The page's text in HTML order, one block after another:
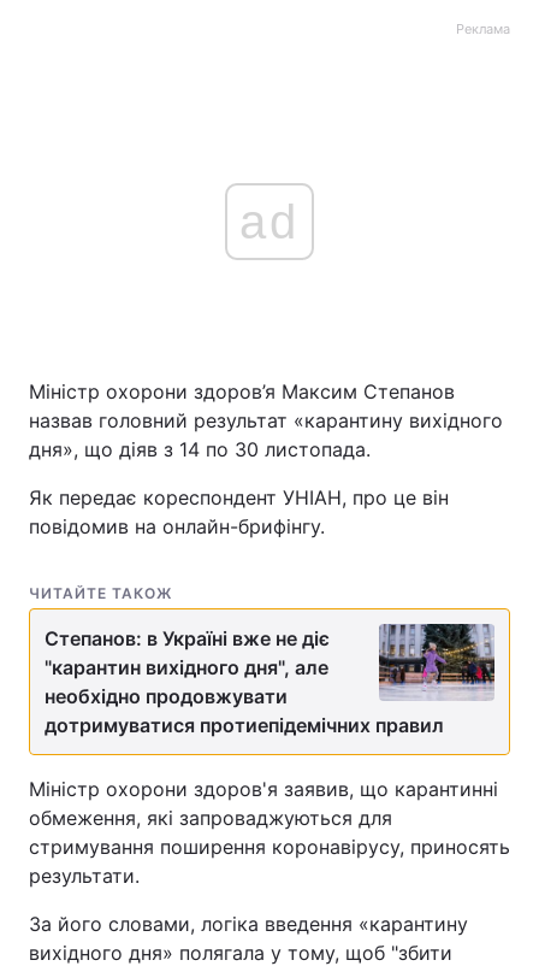
Реклама
ad
Міністр охорони здоров’я Максим Степанов
назвав головний результат «карантину вихідного
дня», що діяв з 14 по 30 листопада.
Як передає кореспондент УНІАН, про це він
повідомив на онлайн-брифінгу.
ЧИТАЙТЕ ТАКОЖ
Степанов: в Україні вже не діє
"карантин вихідного дня", але
необхідно продовжувати
дотримуватися протиепідемічних правил
Міністр охорони здоров'я заявив, що карантинні
обмеження, які запроваджуються для
стримування поширення коронавірусу, приносять
результати.
За його словами, логіка введення «карантину
вихідного дня» полягала у тому, щоб "збити